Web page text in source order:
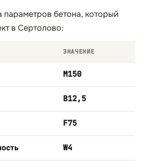
параметров бетона, который
в Сертолово:
ЗНАЧЕНИЕ
М150
B12,5
F75
W4